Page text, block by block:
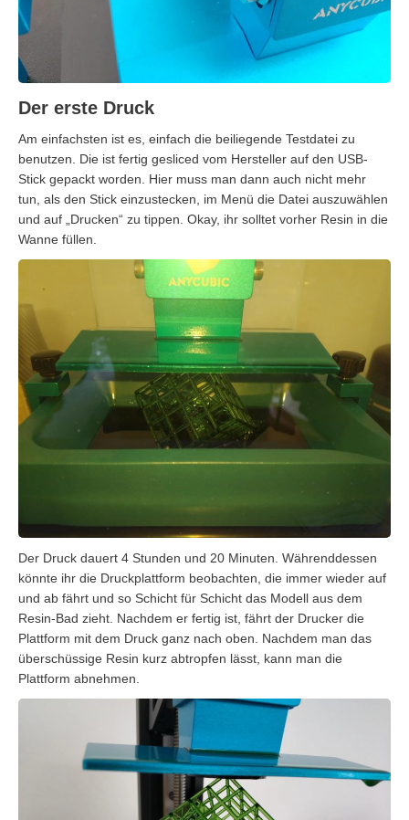
Der erste Druck
Am einfachsten ist es, einfach die beiliegende Testdatei zu
benutzen. Die ist fertig gesliced vom Hersteller auf den USB-
Stick gepackt worden. Hier muss man dann auch nicht mehr
tun, als den Stick einzustecken, im Menü die Datei auszuwählen
und auf „Drucken“ zu tippen. Okay, ihr solltet vorher Resin in die
Wanne füllen.
Der Druck dauert 4 Stunden und 20 Minuten. Währenddessen
könnte ihr die Druckplattform beobachten, die immer wieder auf
und ab fährt und so Schicht für Schicht das Modell aus dem
Resin-Bad zieht. Nachdem er fertig ist, fährt der Drucker die
Plattform mit dem Druck ganz nach oben. Nachdem man das
überschüssige Resin kurz abtropfen lässt, kann man die
Plattform abnehmen.